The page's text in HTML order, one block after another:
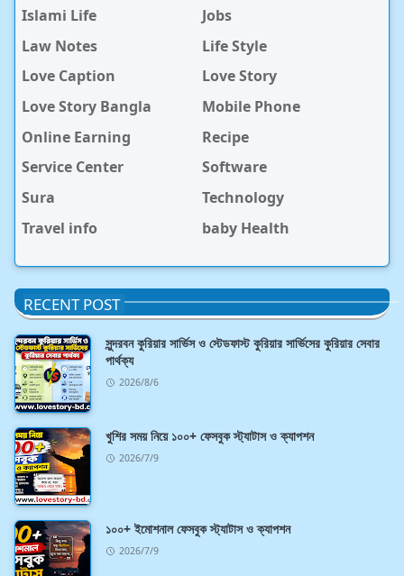
Islami Life
Jobs
Law Notes
Life Style
Love Caption
Love Story
Love Story Bangla
Mobile Phone
Online Earning
Recipe
Service Center
Software
Sura
Technology
Travel info
baby Health
RECENT POST
সুন্দরবন কুরিয়ার সার্ভিস ও স্টেডফাস্ট কুরিয়ার সার্ভিসের কুরিয়ার সেবার
পার্থক্য
2026/8/6
খুশির সময় নিয়ে ১০০+ ফেসবুক স্ট্যাটাস ও ক্যাপশন
2026/7/9
১০০+ ইমোশনাল ফেসবুক স্ট্যাটাস ও ক্যাপশন
2026/7/9